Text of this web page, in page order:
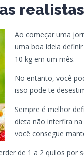
realistas
Ao começar uma
uma boa ideia
10 kg em um mês.
No entanto, você
isso pode te
Sempre é melhor
dieta não interfira
você consegue
de 1 a 2 quilos por